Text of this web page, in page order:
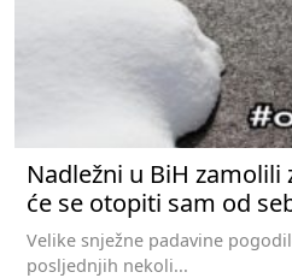
Nadležni u BiH
će se otopiti sam od
Velike snježne padavine
posljednjih nekoli...